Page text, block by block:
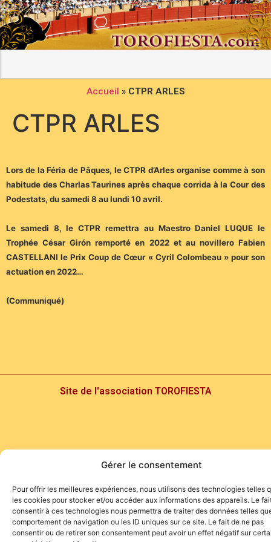
Gérer le consentement
Pour offrir les meilleures expériences, nous utilisons des technologies telles
les cookies pour stocker et/ou accéder aux informations des appareils. Le
consentir à ces technologies nous permettra de traiter des données telles
comportement de navigation ou les ID uniques sur ce site. Le fait de ne pas
consentir ou de retirer son consentement peut avoir un effet négatif sur
Accueil » CTPR ARLES
CTPR ARLES
Lors de la Féria de Pâques, le CTPR d’Arles organise comme à son
habitude des Charlas Taurines après chaque corrida à la Cour des
Podestats, du samedi 8 au lundi 10 avril.
Le samedi 8, le CTPR remettra au Maestro Daniel LUQUE le
Trophée César Girón remporté en 2022 et au novillero Fabien
CASTELLANI le Prix Coup de Cœur « Cyril Colombeau » pour son
actuation en 2022…
(Communiqué)
Site de l'association TOROFIESTA